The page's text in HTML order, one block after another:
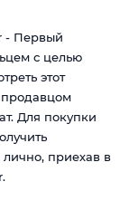
- Первый
с целью
этот
продавцом
Для покупки
приехав в